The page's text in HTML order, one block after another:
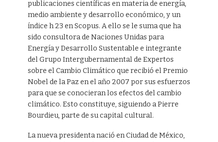
publicaciones científicas en materia de energía,
medio ambiente y desarrollo económico, y un
índice h 23 en Scopus. A ello se le suma que ha
sido consultora de Naciones Unidas para
Energía y Desarrollo Sustentable e integrante
del Grupo Intergubernamental de Expertos
sobre el Cambio Climático que recibió el Premio
Nobel de la Paz en el año 2007 por sus esfuerzos
para que se conocieran los efectos del cambio
climático. Esto constituye, siguiendo a Pierre
Bourdieu, parte de su capital cultural.
La nueva presidenta nació en Ciudad de México,